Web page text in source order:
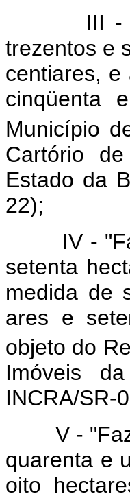
III -
trezentos e
centiares,
cinqüenta
Município
Cartório
Estado da
22);
IV -
setenta
medida de
ares e
objeto do
Imóveis
INCRA/SR-
V -
quarenta e
oito